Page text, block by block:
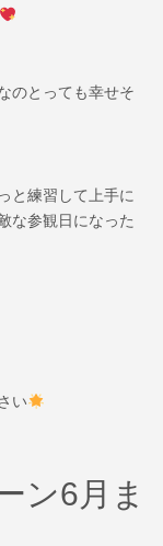
のとっても幸せそ
と練習して上手に
な参観日になった
い
ン6月ま